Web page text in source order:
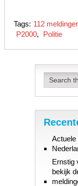
Tags: 112
P2000, Politie
Actuele
Ernstig
bekijk